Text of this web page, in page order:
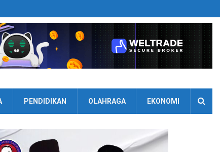
PENDIDIKAN OLAHRAGA EKONOMI